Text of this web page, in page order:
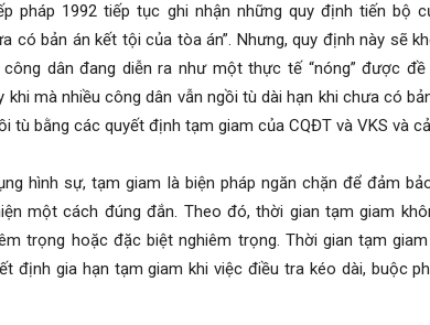
pháp 1992 tiếp tục ghi nhận những quy định tiến bộ
có bản án kết tội của tòa án”. Nhưng, quy định này sẽ
dân đang diễn ra như một thực tế “nóng” được
khi mà nhiều công dân vẫn ngồi tù dài hạn khi chưa có
tù bằng các quyết định tạm giam của CQĐT và VKS và
hình sự, tạm giam là biện pháp ngăn chặn để đảm
một cách đúng đắn. Theo đó, thời gian tạm giam
trọng hoặc đặc biệt nghiêm trọng. Thời gian tạm
định gia hạn tạm giam khi việc điều tra kéo dài, buộc